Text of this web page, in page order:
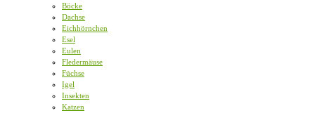
Böcke
Dachse
Eichhörnchen
Esel
Eulen
Fledermäuse
Füchse
Igel
Insekten
Katzen